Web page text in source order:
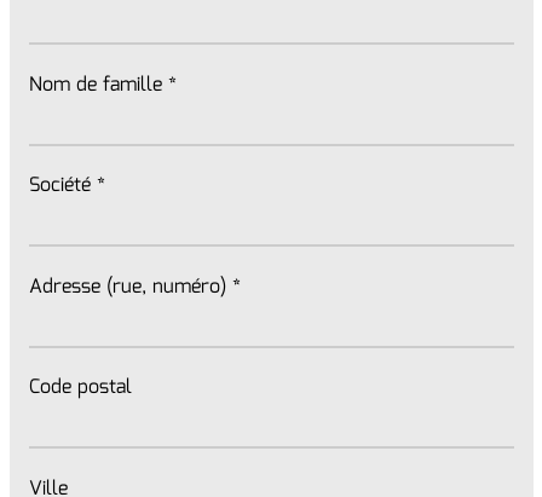
Nom de famille *
Société *
Adresse (rue, numéro) *
Code postal
Ville